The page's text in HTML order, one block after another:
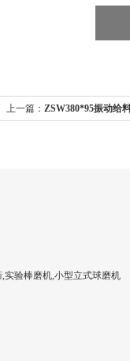
上一篇： ZSW380*95振动给
实验棒磨机,小型立式球磨机